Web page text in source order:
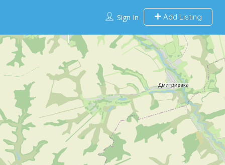
Sign In Add Listing